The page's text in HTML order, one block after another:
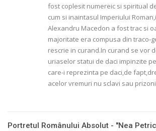
fost coplesit numereic si spiritual
cum si inaintasul Imperiului
Alexandru Macedon a fost trac si
majoritate era compusa din traco-
rescrie in curand.In curand se vor
uriaselor statui de daci impinzite
care-i reprezinta pe daci,de
acelor vremuri nu sclavi sau
Portretul Românului Absolut - "Nea